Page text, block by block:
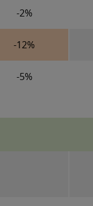
-2%
-12%
-5%